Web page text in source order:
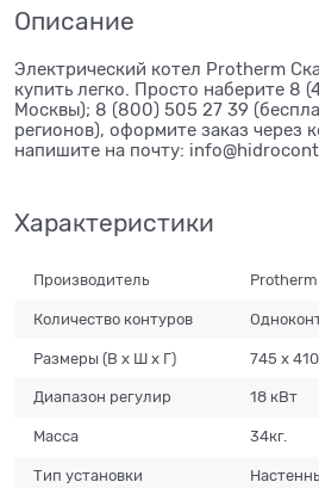
Описание
Электрический котел Protherm
купить легко. Просто наберите 8
Москвы); 8 (800) 505 27 39
регионов), оформите заказ через
напишите на почту:
Характеристики
Производитель Protherm
Количество контуров
Размеры (В х Ш х Г) 745 х
Диапазон регулир 18 кВт
Масса 34кг.
Тип установки